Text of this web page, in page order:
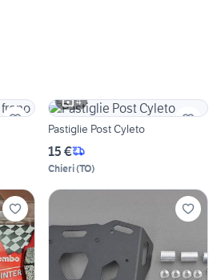
4
Pastiglie Post Cyleto
15 €
Chieri(TO)